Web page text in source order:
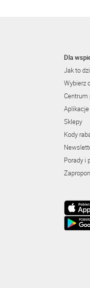
Dla
Jak to
Wybierz
Aplikacje
Sklepy
Kody
Porady i